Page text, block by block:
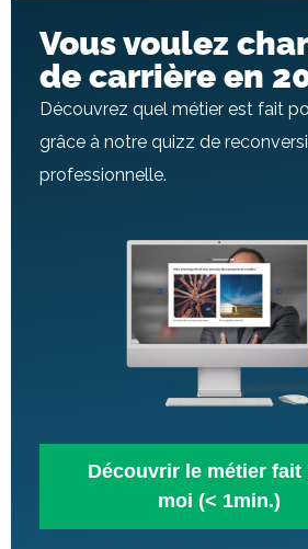
Vous voulez
de carrière en
Découvrez quel métier est fait
grâce à notre quizz de
professionnelle.
Découvrir le métier fait
moi (< 1min.)